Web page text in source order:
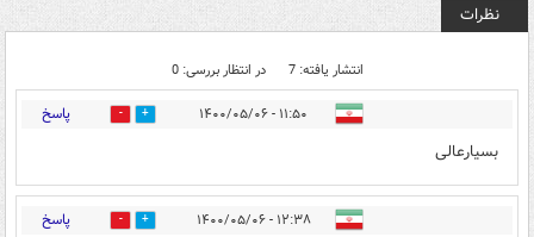
نظرات
انتشار یافته: 7 در انتظار بررسی: 0
۱۱:۵۰ - ۱۴۰۰/۰۵/۰۶ 1 پاسخ
بسیارعالی
۱۲:۳۸ - ۱۴۰۰/۰۵/۰۶ 1 پاسخ